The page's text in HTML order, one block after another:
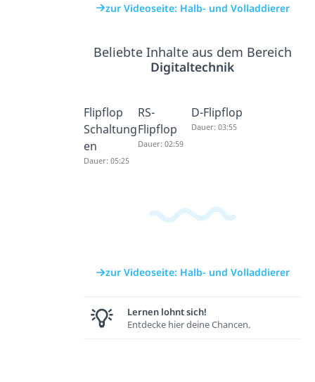
zur Videoseite: Halb- und Volladdierer
Beliebte Inhalte aus dem Bereich
Digitaltechnik
Flipflop
Schaltung
en
Dauer: 05:25
RS-
Flipflop
Dauer: 02:59
D-Flipflop
Dauer: 03:55
zur Videoseite: Halb- und Volladdierer
Lernen lohnt sich!
Entdecke hier deine Chancen.